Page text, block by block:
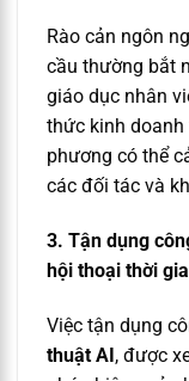
Rào cản ngôn
cầu thường bắt
giáo dục nhân
thức kinh
phương có thể
các đối tác và
3. Tận dụng
hội thoại thời
Việc tận dụng
thuật AI, được